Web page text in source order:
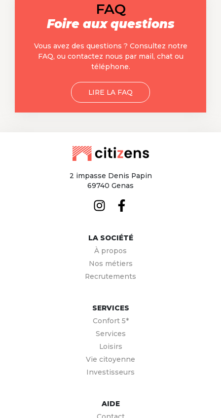
FAQ
Foire aux questions
Vous avez des questions ? Consultez notre
FAQ, ou contactez nous par mail, chat ou
téléphone.
LIRE LA FAQ
2 impasse Denis Papin
69740 Genas
LA SOCIÉTÉ
À propos
Nos métiers
Recrutements
SERVICES
Confort 5*
Services
Loisirs
Vie citoyenne
Investisseurs
AIDE